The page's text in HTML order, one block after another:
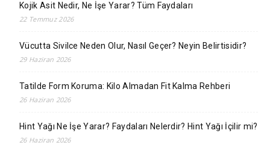
Kojik Asit Nedir, Ne İşe Yarar? Tüm Faydaları
22 Temmuz 2026
Vücutta Sivilce Neden Olur, Nasıl Geçer? Neyin Belirtisidir?
29 Haziran 2026
Tatilde Form Koruma: Kilo Almadan Fit Kalma Rehberi
26 Haziran 2026
Hint Yağı Ne İşe Yarar? Faydaları Nelerdir? Hint Yağı İçilir mi?
26 Haziran 2026